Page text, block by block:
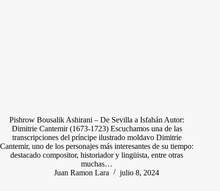
Pishrow Bousalik Ashirani – De Sevilla a Isfahán Autor:
Dimitrie Cantemir (1673-1723) Escuchamos una de las
transcripciones del príncipe ilustrado moldavo Dimitrie
Cantemir, uno de los personajes más interesantes de su tiempo:
destacado compositor, historiador y lingüista, entre otras
muchas…
Juan Ramon Lara
julio 8, 2024